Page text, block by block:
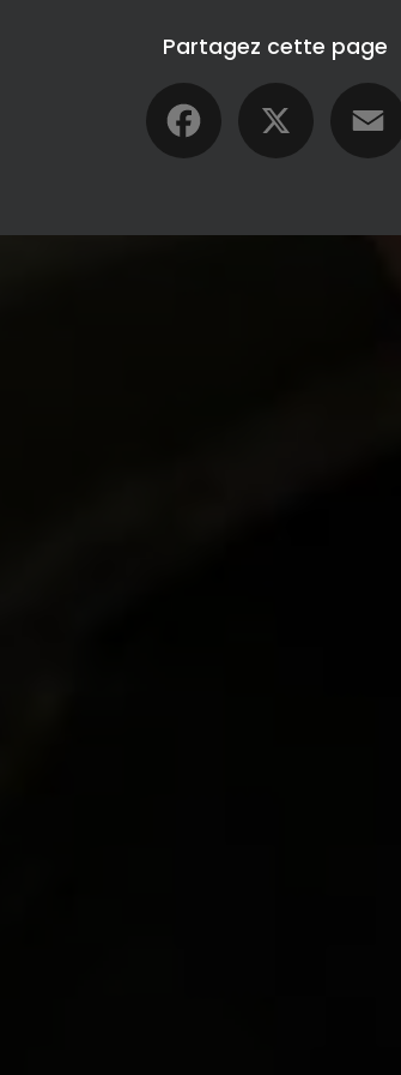
Partagez cette page
Facebook